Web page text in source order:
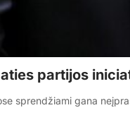
partijos
sprendžiami gana